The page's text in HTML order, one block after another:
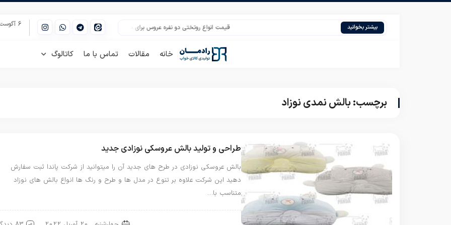
بیشتر بخوانید قیمت انواع روتختی دو نفره عروس برای صادرات مرکز پخش روتختی در اصفهان | خرید عمده
6 آگوست 2026
خانه مقالات تماس با ما کاتالوگ
برچسب:بالش نمدی نوزاد
طراحی و تولید بالش عروسکی نوزادی جدید
بالش عروسکی نوزادی در طرح های جدید آن را میتوانید از شرکت پاندا ثبت سفارش
دهید این شرکت علاوه بر تنوع در مدل ها و طرح و رنگ ها انواع بالش های نوزاد
متناسب با…